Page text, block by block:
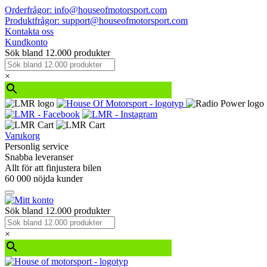
Orderfrågor: info@houseofmotorsport.com
Produktfrågor: support@houseofmotorsport.com
Kontakta oss
Kundkonto
Sök bland 12.000 produkter
×
Varukorg
Personlig service
Snabba leveranser
Allt för att finjustera bilen
60 000 nöjda kunder
Sök bland 12.000 produkter
×